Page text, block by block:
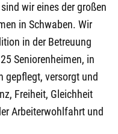
wir eines der großen
in Schwaben. Wir
in der Betreuung
Seniorenheimen, in
gepflegt, versorgt und
Freiheit, Gleichheit
Arbeiterwohlfahrt und